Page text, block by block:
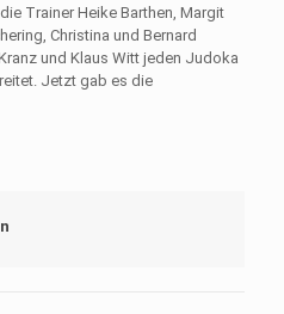
Trainer Heike Barthen, Margit
Christina und Bernard
und Klaus Witt jeden Judoka
Jetzt gab es die